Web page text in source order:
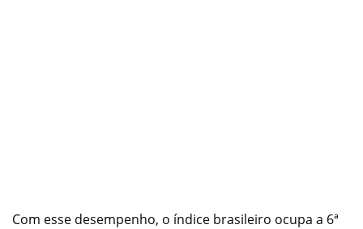
Com esse desempenho, o índice brasileiro ocupa a 6ª